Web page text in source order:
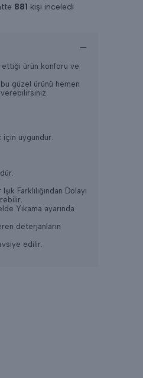
881 kişi inceledi
ettiği ürün konforu ve
güzel ürünü hemen
için uygundur.
Farklılığından Dolayı
Yıkama ayarında
deterjanların
edilir.